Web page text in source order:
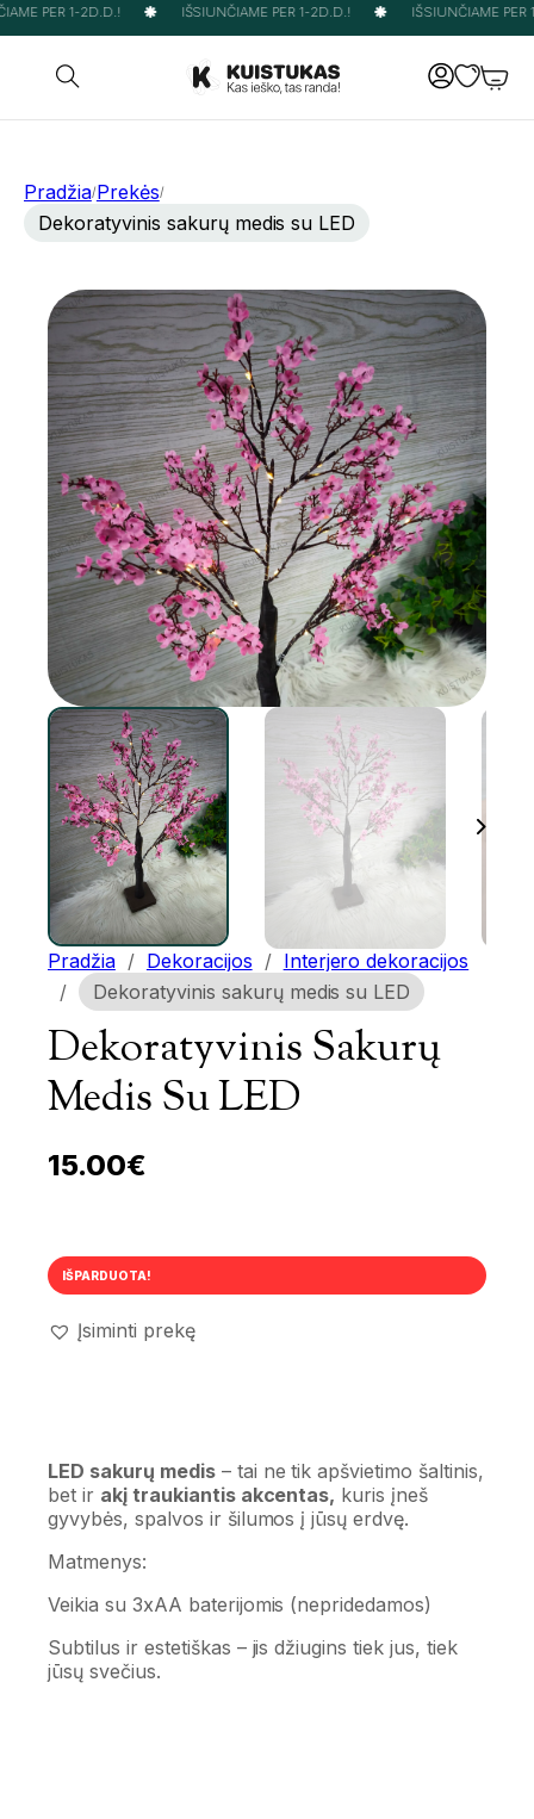
PER 1-2D.D.! IŠSIUNČIAME PER 1-2D.D.! IŠSIUNČIAME PER
Pradžia/Prekės/
Dekoratyvinis sakurų medis su LED
Pradžia / Dekoracijos / Interjero dekoracijos
/
Dekoratyvinis sakurų medis su LED
Dekoratyvinis Sakurų
Medis Su LED
15.00€
IŠPARDUOTA!
Įsiminti prekę
LED sakurų medis– tai ne tik apšvietimo šaltinis,
bet ir akį traukiantis akcentas, kuris įneš
gyvybės, spalvos ir šilumos į jūsų erdvę.
Matmenys:
Veikia su 3xAA baterijomis (nepridedamos)
Subtilus ir estetiškas – jis džiugins tiek jus, tiek
jūsų svečius.